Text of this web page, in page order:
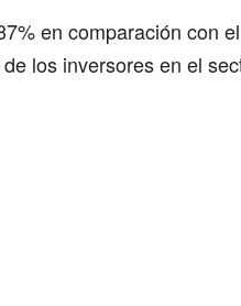
en comparación con
los inversores en el